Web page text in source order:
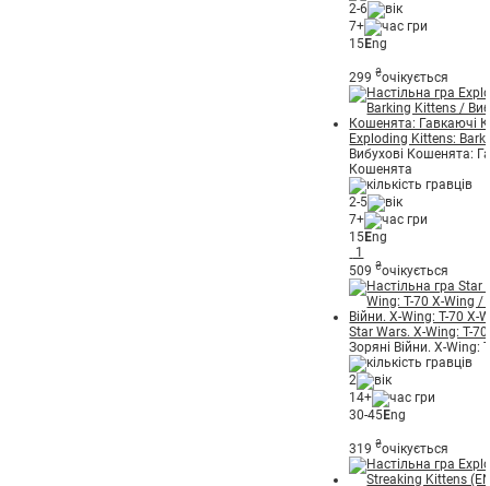
2-6
7+
15Eng
299₴очікується
Exploding Kittens:
Вибухові Кошенята:
Кошенята
2-5
7+
15Eng
1
509₴очікується
Star Wars. X-Wing: T-
Зоряні Війни. X-Wing:
2
14+
30-45Eng
319₴очікується